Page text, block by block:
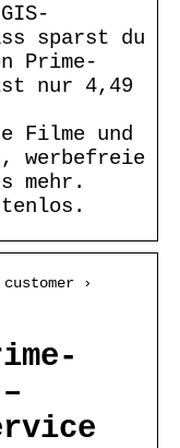
sparst du
Prime-
nur 4,49
Filme und
werbefreie
mehr.
›